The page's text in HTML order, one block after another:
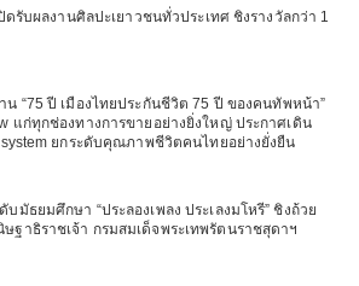
ดรับผลงานศิลปะเยาวชนทั่วประเทศ ชิงรางวัลกว่า 1
น “75 ปี เมืองไทยประกันชีวิต 75 ปี ของคนทัพหน้า”
แก่ทุกช่องทางการขายอย่างยิ่งใหญ่ ประกาศเดิน
ยกระดับคุณภาพชีวิตคนไทยอย่างยั่งยืน
มัธยมศึกษา “ประลองเพลง ประเลงมโหรี” ชิงถ้วย
ฐาธิราชเจ้า กรมสมเด็จพระเทพรัตนราชสุดาฯ